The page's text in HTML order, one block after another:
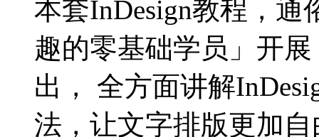
本套InDesign教程，
趣的零基础学员」开
出， 全方面讲解
法，让文字排版更加